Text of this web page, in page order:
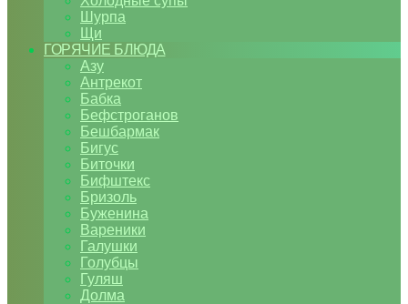
Шурпа
Щи
ГОРЯЧИЕ БЛЮДА
Азу
Антрекот
Бабка
Бефстроганов
Бешбармак
Бигус
Биточки
Бифштекс
Бризоль
Буженина
Вареники
Галушки
Голубцы
Гуляш
Долма